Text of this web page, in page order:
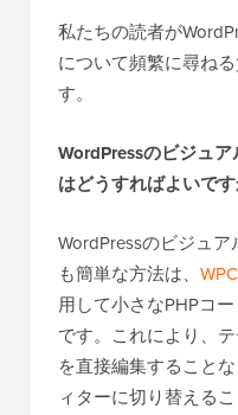
私たちの読者が
について頻繁に尋ね
す。
WordPressのビジュ
はどうすればよいです
WordPressのビジュ
も簡単な方法は、
用して小さなPHPコ
です。これにより、
を直接編集すること
ィターに切り替えるこ